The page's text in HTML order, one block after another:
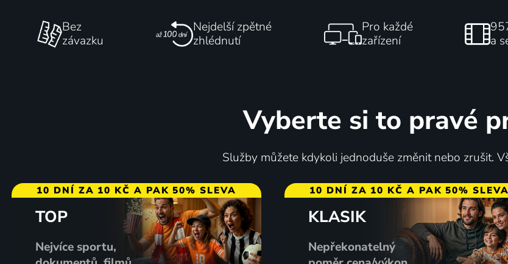
Bez
závazku
Nejdelší zpětné
zhlédnutí
Pro každé
zařízení
a
Vyberte si to pravé
Služby můžete kdykoli jednoduše změnit nebo zrušit.
10 DNÍ ZA 10 KČ A PAK 50% SLEVA
TOP
Nejvíce sportu,
10 DNÍ ZA 10 KČ A PAK 50% SLEVA
KLASIK
Nepřekonatelný